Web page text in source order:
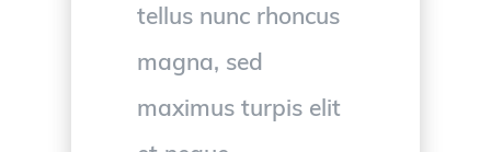
tellus nunc rhoncus
magna, sed
maximus turpis elit